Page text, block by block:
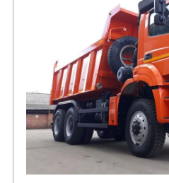
Цена по запросу
Производитель
Экологический класс
Грузоподъемность, кг
Вместимость кузова, м3
Направление разгрузки
Колесная формула